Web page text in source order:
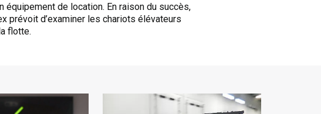
équipement de location. En raison du succès,
prévoit d’examiner les chariots élévateurs
flotte.